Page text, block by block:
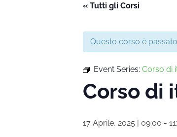
« Tutti gli Corsi
Questo corso è
Event Series: Corso di
Corso di
17 Aprile, 2025 | 09:00 -